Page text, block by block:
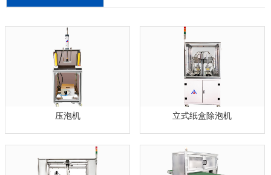
压泡机 立式纸盒除泡机